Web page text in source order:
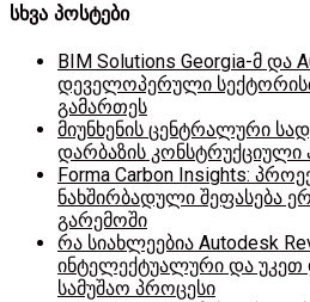
სხვა პოსტები
BIM Solutions Georgia-მ და
დეველოპერული
გამართეს
მიუნხენის ცენტრალური
დარბაზის კონსტრუქციული
Forma Carbon Insights:
ნახშირბადული შეფასება
გარემოში
რა სიახლეებია Autodesk
ინტელექტუალური და უკეთ
სამუშაო პროცესი